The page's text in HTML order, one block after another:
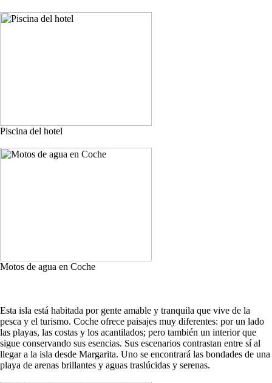
Piscina del hotel
Motos de agua en Coche
Esta isla está habitada por gente amable y tranquila que vive de la
pesca y el turismo. Coche ofrece paisajes muy diferentes: por un lado
las playas, las costas y los acantilados; pero también un interior que
sigue conservando sus esencias. Sus escenarios contrastan entre sí al
llegar a la isla desde Margarita. Uno se encontrará las bondades de una
playa de arenas brillantes y aguas traslúcidas y serenas.